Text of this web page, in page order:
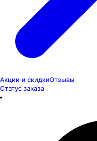
Акции и скидкиОтзывы
Статус заказа